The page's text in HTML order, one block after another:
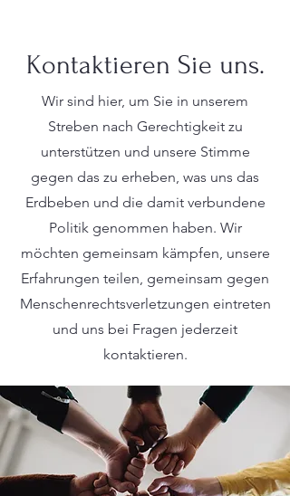
Kontaktieren Sie uns.
Wir sind hier, um Sie in unserem
Streben nach Gerechtigkeit zu
unterstützen und unsere Stimme
gegen das zu erheben, was uns das
Erdbeben und die damit verbundene
Politik genommen haben. Wir
möchten gemeinsam kämpfen, unsere
Erfahrungen teilen, gemeinsam gegen
Menschenrechtsverletzungen eintreten
und uns bei Fragen jederzeit
kontaktieren.